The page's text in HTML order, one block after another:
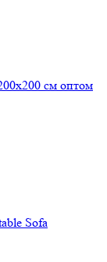
см оптом
Sofa